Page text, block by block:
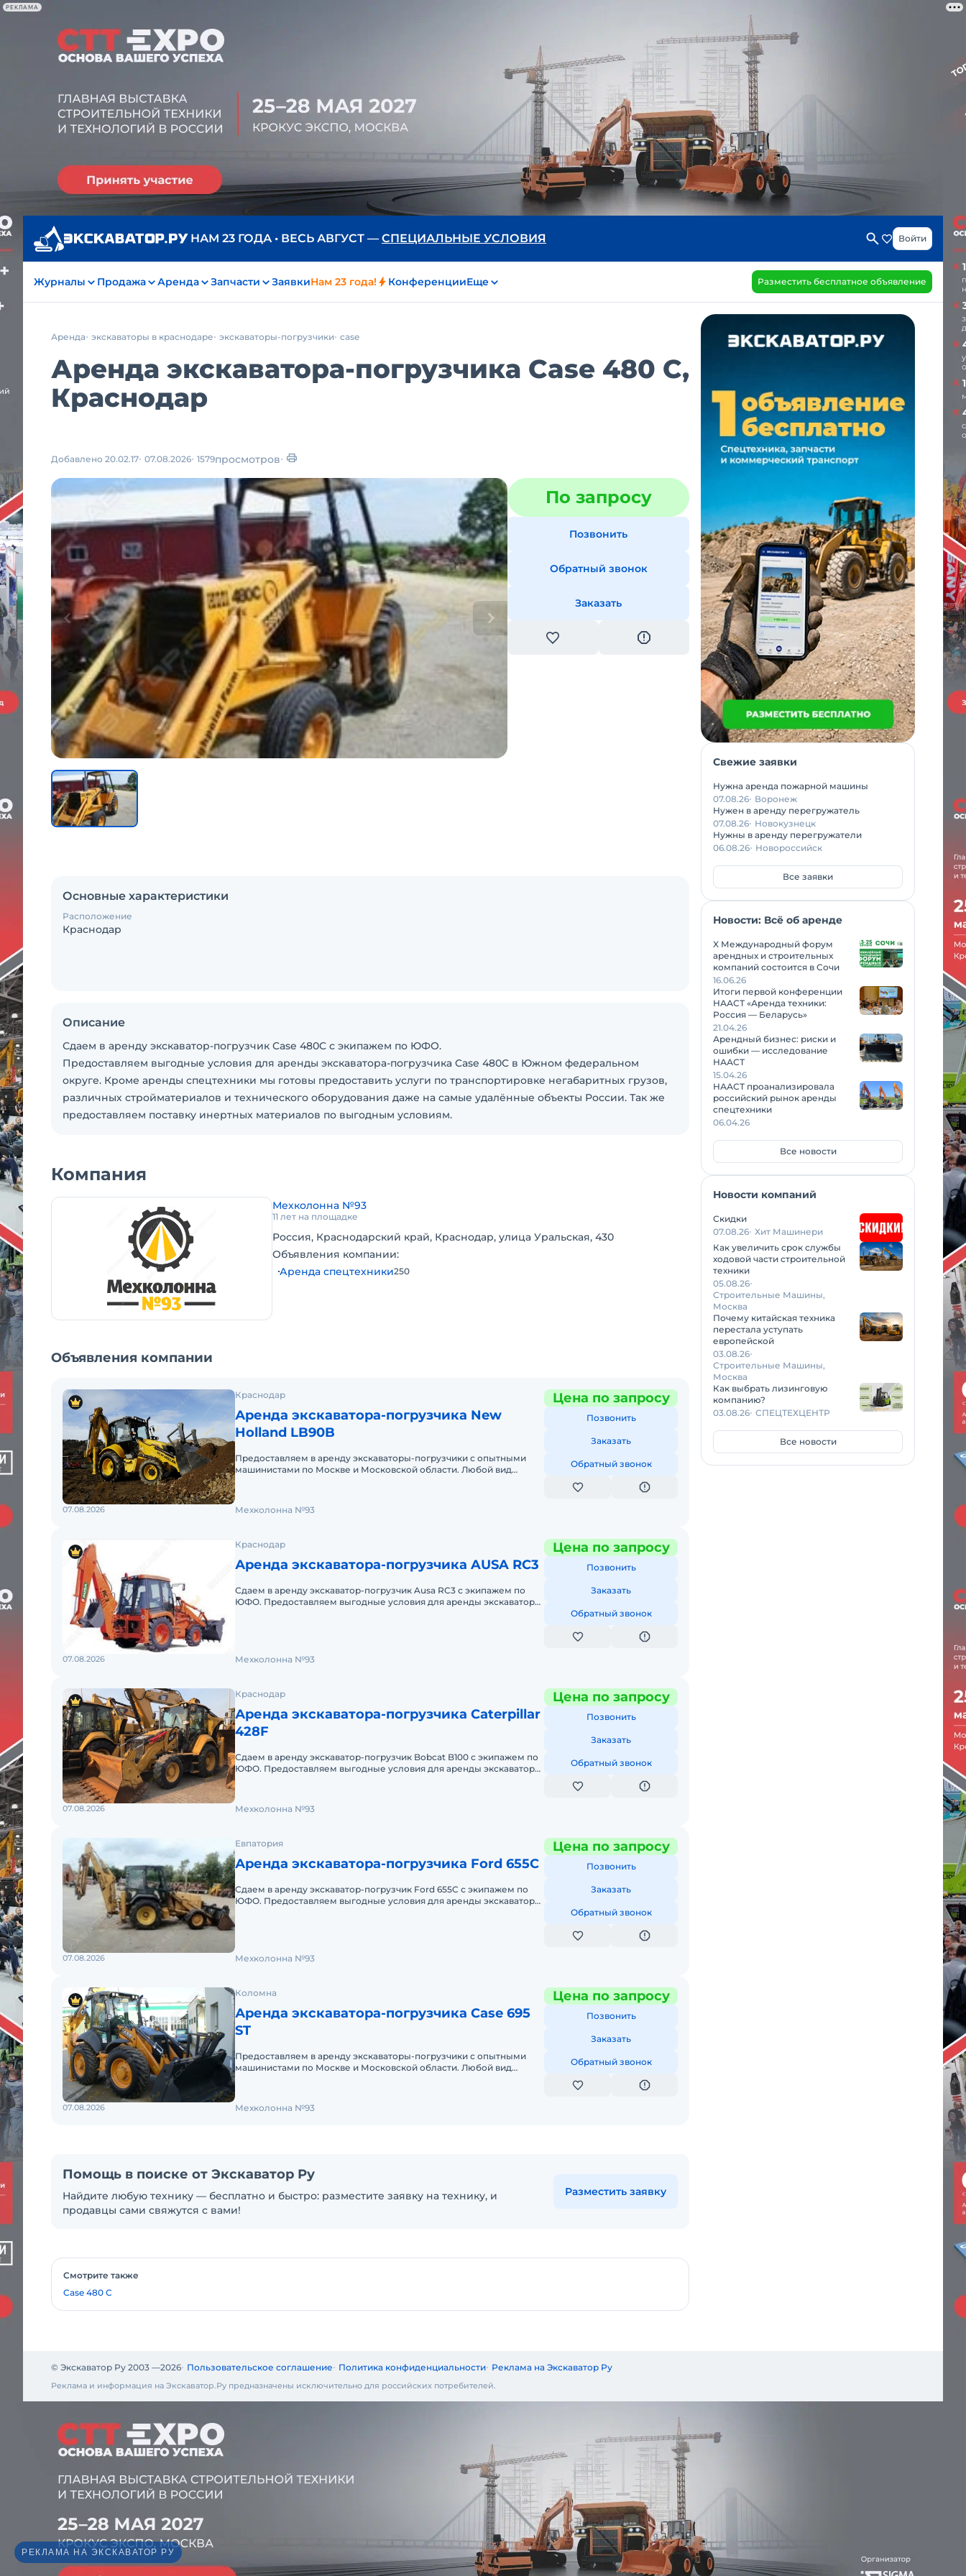
РЕКЛАМА
НАМ 23 ГОДА • ВЕСЬ АВГУСТ — СПЕЦИАЛЬНЫЕ УСЛОВИЯ Войти
Журналы Продажа Аренда Запчасти ЗаявкиНам 23 года! КонференцииЕще Разместить бесплатное объявление
Аренда экскаваторы в краснодаре экскаваторы-погрузчики case
Аренда экскаватора-погрузчика Case 480 C,
Краснодар
Добавлено 20.02.17 07.08.2026 1579просмотров
По запросу
Позвонить
Обратный звонок
Заказать
Основные характеристики
Расположение
Краснодар
Описание
Сдаем в аренду экскаватор-погрузчик Case 480C с экипажем по ЮФО.
Предоставляем выгодные условия для аренды экскаватора-погрузчика Case 480C в Южном федеральном
округе. Кроме аренды спецтехники мы готовы предоставить услуги по транспортировке негабаритных грузов,
различных стройматериалов и технического оборудования даже на самые удалённые объекты России. Так же
предоставляем поставку инертных материалов по выгодным условиям.
Компания
Мехколонна №93
11 лет на площадке
Россия, Краснодарский край, Краснодар, улица Уральская, 430
Объявления компании:
Аренда спецтехники250
Объявления компании
Краснодар
Аренда экскаватора-погрузчика New
Holland LB90B
Предоставляем в аренду экскаваторы-погрузчики с опытными
машинистами по Москве и Московской области. Любой вид
Цена по запросу
Позвонить
Заказать
Обратный звонок
07.08.2026 Мехколонна №93
Краснодар
Аренда экскаватора-погрузчика AUSA RC3
Сдаем в аренду экскаватор-погрузчик Ausa RC3 с экипажем по
ЮФО. Предоставляем выгодные условия для аренды экскаватора-
Цена по запросу
Позвонить
Заказать
Обратный звонок
07.08.2026 Мехколонна №93
Краснодар
Аренда экскаватора-погрузчика Caterpillar
428F
Сдаем в аренду экскаватор-погрузчик Bobcat B100 с экипажем по
ЮФО. Предоставляем выгодные условия для аренды экскаватора-
Цена по запросу
Позвонить
Заказать
Обратный звонок
07.08.2026 Мехколонна №93
Евпатория
Аренда экскаватора-погрузчика Ford 655C
Сдаем в аренду экскаватор-погрузчик Ford 655C с экипажем по
ЮФО. Предоставляем выгодные условия для аренды экскаватора-
Цена по запросу
Позвонить
Заказать
Обратный звонок
07.08.2026 Мехколонна №93
Коломна
Аренда экскаватора-погрузчика Case 695
ST
Предоставляем в аренду экскаваторы-погрузчики с опытными
машинистами по Москве и Московской области. Любой вид
Цена по запросу
Позвонить
Заказать
Обратный звонок
07.08.2026 Мехколонна №93
Помощь в поиске от Экскаватор Ру
Найдите любую технику — бесплатно и быстро: разместите заявку на технику, и
продавцы сами свяжутся с вами!
Разместить заявку
Смотрите также
Case 480 C
Свежие заявки
Нужна аренда пожарной машины
07.08.26 Воронеж
Нужен в аренду перегружатель
07.08.26 Новокузнецк
Нужны в аренду перегружатели
06.08.26 Новороссийск
Все заявки
Новости: Всё об аренде
X Международный форум
арендных и строительных
компаний состоится в Сочи
16.06.26
Итоги первой конференции
НААСТ «Аренда техники:
Россия — Беларусь»
21.04.26
Арендный бизнес: риски и
ошибки — исследование
НААСТ
15.04.26
НААСТ проанализировала
российский рынок аренды
спецтехники
06.04.26
Все новости
Новости компаний
Скидки
07.08.26 Хит Машинери
Как увеличить срок службы
ходовой части строительной
техники
05.08.26
Строительные Машины,
Москва
Почему китайская техника
перестала уступать
европейской
03.08.26
Строительные Машины,
Москва
Как выбрать лизинговую
компанию?
03.08.26 СПЕЦТЕХЦЕНТР
Все новости
© Экскаватор Ру 2003 —2026 Пользовательское соглашение Политика конфиденциальности Реклама на Экскаватор Ру
Реклама и информация на Экскаватор.Ру предназначены исключительно для российских потребителей.